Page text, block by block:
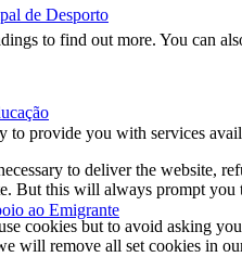
de Desporto
ao Emigrante
to find out more. You can
to provide you with services
to deliver the website,
But this will always prompt you
cookies but to avoid asking
will remove all set cookies in